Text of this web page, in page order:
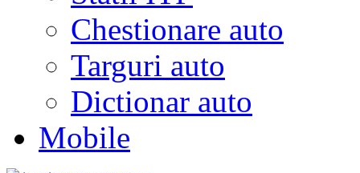
Chestionare auto
Targuri auto
Dictionar auto
Mobile